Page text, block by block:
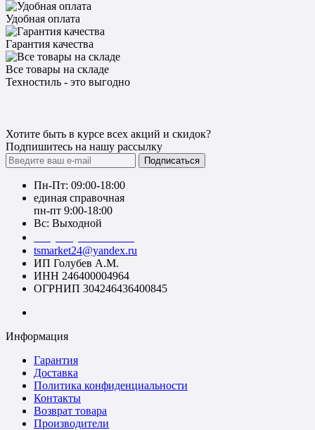
Удобная оплата
Гарантия качества
Все товары на складе
Техностиль - это выгодно
Хотите быть в курсе всех акций и скидок?
Подпишитесь на нашу рассылку
Подписаться
Пн-Пт: 09:00-18:00
единая справочная
пн-пт 9:00-18:00
Вс: Выходной
tsmarket24@yandex.ru
ИП Голубев А.М.
ИНН 246400004964
ОГРНИП 304246436400845
Информация
Гарантия
Доставка
Политика конфиденциальности
Контакты
Возврат товара
Производители